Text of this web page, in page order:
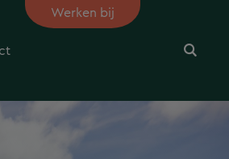
Werken bij